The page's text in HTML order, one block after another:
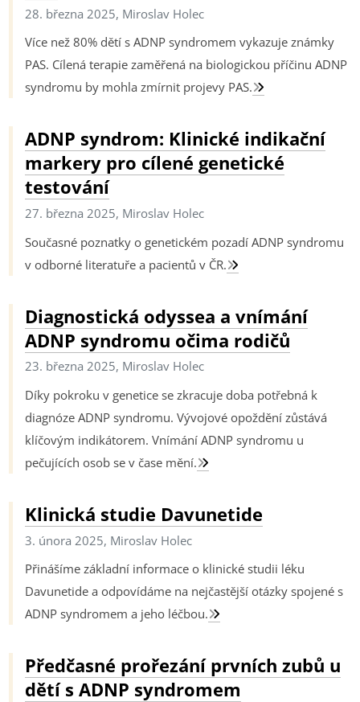
28. března 2025, Miroslav Holec
Více než 80% dětí s ADNP syndromem vykazuje známky
PAS. Cílená terapie zaměřená na biologickou příčinu ADNP
syndromu by mohla zmírnit projevy PAS.
ADNP syndrom: Klinické indikační
markery pro cílené genetické
testování
27. března 2025, Miroslav Holec
Současné poznatky o genetickém pozadí ADNP syndromu
v odborné literatuře a pacientů v ČR.
Diagnostická odyssea a vnímání
ADNP syndromu očima rodičů
23. března 2025, Miroslav Holec
Díky pokroku v genetice se zkracuje doba potřebná k
diagnóze ADNP syndromu. Vývojové opoždění zůstává
klíčovým indikátorem. Vnímání ADNP syndromu u
pečujících osob se v čase mění.
Klinická studie Davunetide
3. února 2025, Miroslav Holec
Přinášíme základní informace o klinické studii léku
Davunetide a odpovídáme na nejčastější otázky spojené s
ADNP syndromem a jeho léčbou.
Předčasné prořezání prvních zubů u
dětí s ADNP syndromem